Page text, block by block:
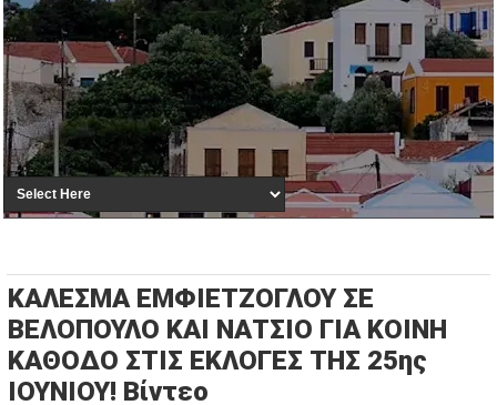
ΚΑΛΕΣΜΑ ΕΜΦΙΕΤΖΟΓΛΟΥ ΣΕ
ΒΕΛΟΠΟΥΛΟ ΚΑΙ ΝΑΤΣΙΟ ΓΙΑ ΚΟΙΝΗ
ΚΑΘΟΔΟ ΣΤΙΣ ΕΚΛΟΓΕΣ ΤΗΣ 25ης
ΙΟΥΝΙΟΥ! Βίντεο